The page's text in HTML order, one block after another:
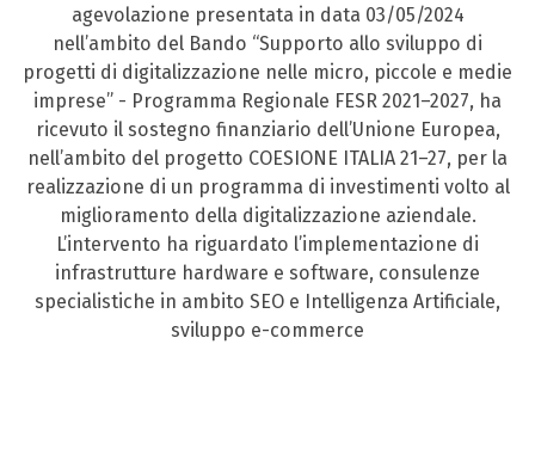
agevolazione presentata in data 03/05/2024
nell’ambito del Bando “Supporto allo sviluppo di
progetti di digitalizzazione nelle micro, piccole e medie
imprese” - Programma Regionale FESR 2021–2027, ha
ricevuto il sostegno finanziario dell’Unione Europea,
nell’ambito del progetto COESIONE ITALIA 21–27, per la
realizzazione di un programma di investimenti volto al
miglioramento della digitalizzazione aziendale.
L’intervento ha riguardato l’implementazione di
infrastrutture hardware e software, consulenze
specialistiche in ambito SEO e Intelligenza Artificiale,
sviluppo e-commerce